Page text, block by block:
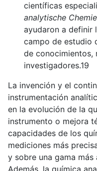
científicas
analytische Chemie
ayudaron a definir
campo de estudio
de conocimientos,
investigadores.19
La invención y el
instrumentación
en la evolución de la
instrumento o mejora
capacidades de los
mediciones más
y sobre una gama